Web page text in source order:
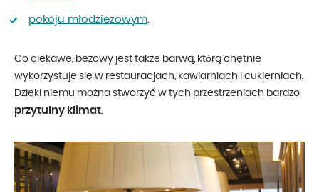
pokoju młodzieżowym.
Co ciekawe, beżowy jest także barwą, którą chętnie
wykorzystuje się w restauracjach, kawiarniach i cukierniach.
Dzięki niemu można stworzyć w tych przestrzeniach bardzo
przytulny klimat.